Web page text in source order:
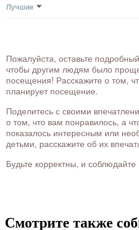
Лучшие
Пожалуйста, оставьте
чтобы другим людям было
посещения! Расскажите о том,
планирует посещение.
Поделитесь с своими
о том, что вам понравилось, а
показалось интересным или
детьми, расскажите об их
Будьте корректны, и
Смотрите также